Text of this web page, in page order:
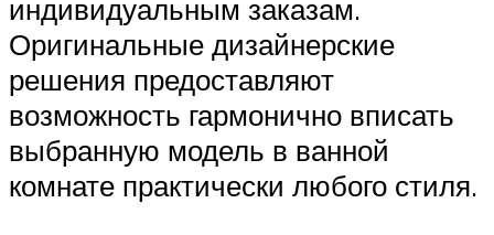
индивидуальным заказам.
Оригинальные дизайнерские
решения предоставляют
возможность гармонично вписать
выбранную модель в ванной
комнате практически любого стиля.